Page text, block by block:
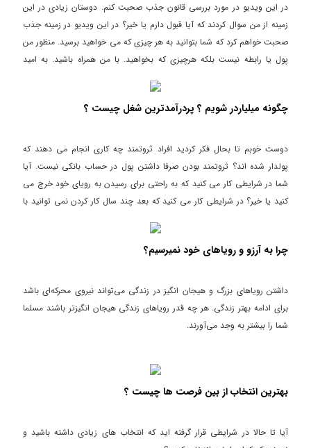
در این ویدیو در مورد بررسی قانون جذب صحبت کنم. دوستان زیادی در این
زمینه از من سوال کردند که آیا قبول دارم یا خیر؟ در این ویدیو در زمینه جذب
صحبت خواهم کرد که شما بتوانید به هر چیزی که می خواهید برسید. منظور من
پول یا رابطه نیست بلکه هرچیزی که بخواهید. با من همراه باشید. به امید
چگونه میلیاردر شویم ؟ پردرآمدترین شغل چیست ؟
دوست خوبم تا بحال فکر کردید افراد ثروتمند چه کاری انجام می دهند که
پولدار شده اند؟ ثروتمند بودن صرفا داشتن پول در حساب بانکی نیست. آیا
شما در شرایطی کار می کنید که به راحتی برای رسیدن به رویای خود خرج می
کنید یا خیر؟ در شرایطی کار می کنید که بعد چند سال کار کردن نمی توانید با
پول زحمت زیادی کشیدید. با من همراه باشید تا در این ویدیو راه های کسب
ثروت و بهترین شغل ها را بررسی کنیم.
چرا به آرزو و رویاهای خود نمیرسیم؟
داشتن رویاهای بزرگ و هیجان انگیز در زندگی می‌تواند نیروی محرکه‌ای باشد
برای ادامه بهتر زندگی. هر چه قدر رویاهای زندگی‌ هیجان انگیزتر باشند مسلما
شما را بیشتر به وجد می‌آورند.
بهترین انتخاب از بین فرصت ها چیست ؟
آیا تا حالا در شرایطی قرار گرفته اید که انتخاب های زیادی داشته باشید و